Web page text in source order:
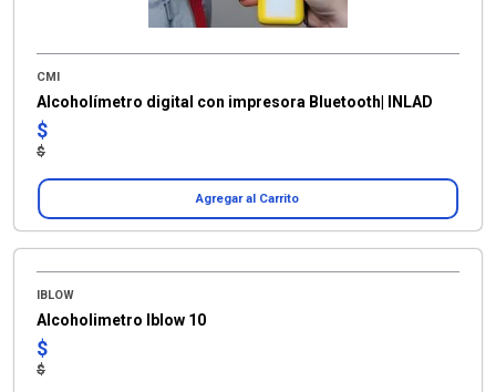
CMI
Alcoholímetro digital con impresora Bluetooth| INLAD
$
$
Agregar al Carrito
IBLOW
Alcoholimetro Iblow 10
$
$